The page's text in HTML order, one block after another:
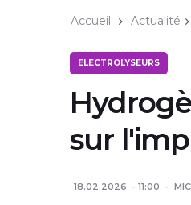
Accueil Actualité
ELECTROLYSEURS
sur
18.02.2026 11:00